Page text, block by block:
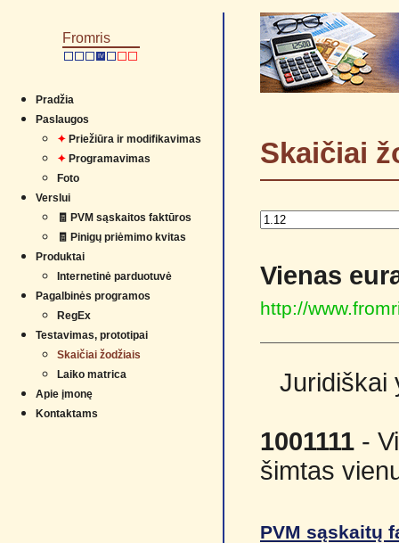
Fromris
IV
Pradžia
Paslaugos
✦ Priežiūra ir modifikavimas
✦ Programavimas
Foto
Verslui
🧾 PVM sąskaitos faktūros
🧾 Pinigų priėmimo kvitas
Produktai
Internetinė parduotuvė
Pagalbinės programos
RegEx
Testavimas, prototipai
Skaičiai žodžiais
Laiko matrica
Apie įmonę
Kontaktams
Skaičiai
Vienas
http://
Juridiškai
1001111 -
šimtas
PVM sąskaitų